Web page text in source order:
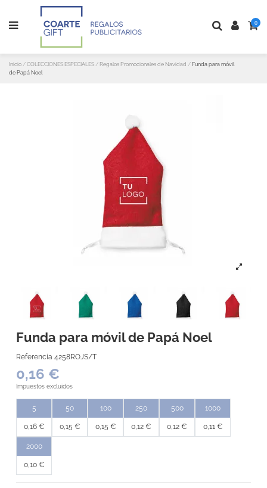
0
Inicio COLECCIONES ESPECIALES Regalos Promocionales de Navidad
Funda para móvil
de Papá Noel
Funda para móvil de Papá Noel
Referencia 4258ROJS/T
0,16 €
Impuestos excluidos
5
0,16 €
50
0,15 €
100
0,15 €
250
0,12 €
500
0,12 €
1000
0,11 €
2000
0,10 €